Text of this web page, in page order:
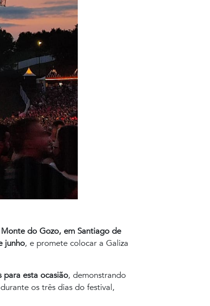
do Gozo, em Santiago de
junho, e promete colocar a Galiza
para esta ocasião, demonstrando
os três dias do festival,